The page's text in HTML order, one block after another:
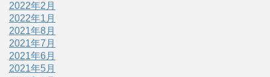
2022年2月
2022年1月
2021年8月
2021年7月
2021年6月
2021年5月